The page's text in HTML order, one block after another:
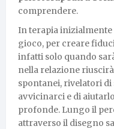
comprendere.
In terapia
gioco, per creare
infatti solo quando
nella relazione
spontanei, rivelatori di
avvicinarci e di
profonde. Lungo il
attraverso il disegno